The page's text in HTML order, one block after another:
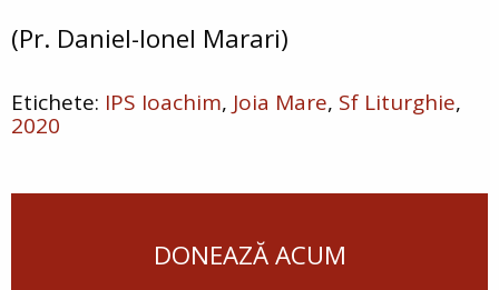
(Pr. Daniel-Ionel Marari)
IPS Ioachim Joia Mare Sf Liturghie
2020
DONEAZĂ ACUM